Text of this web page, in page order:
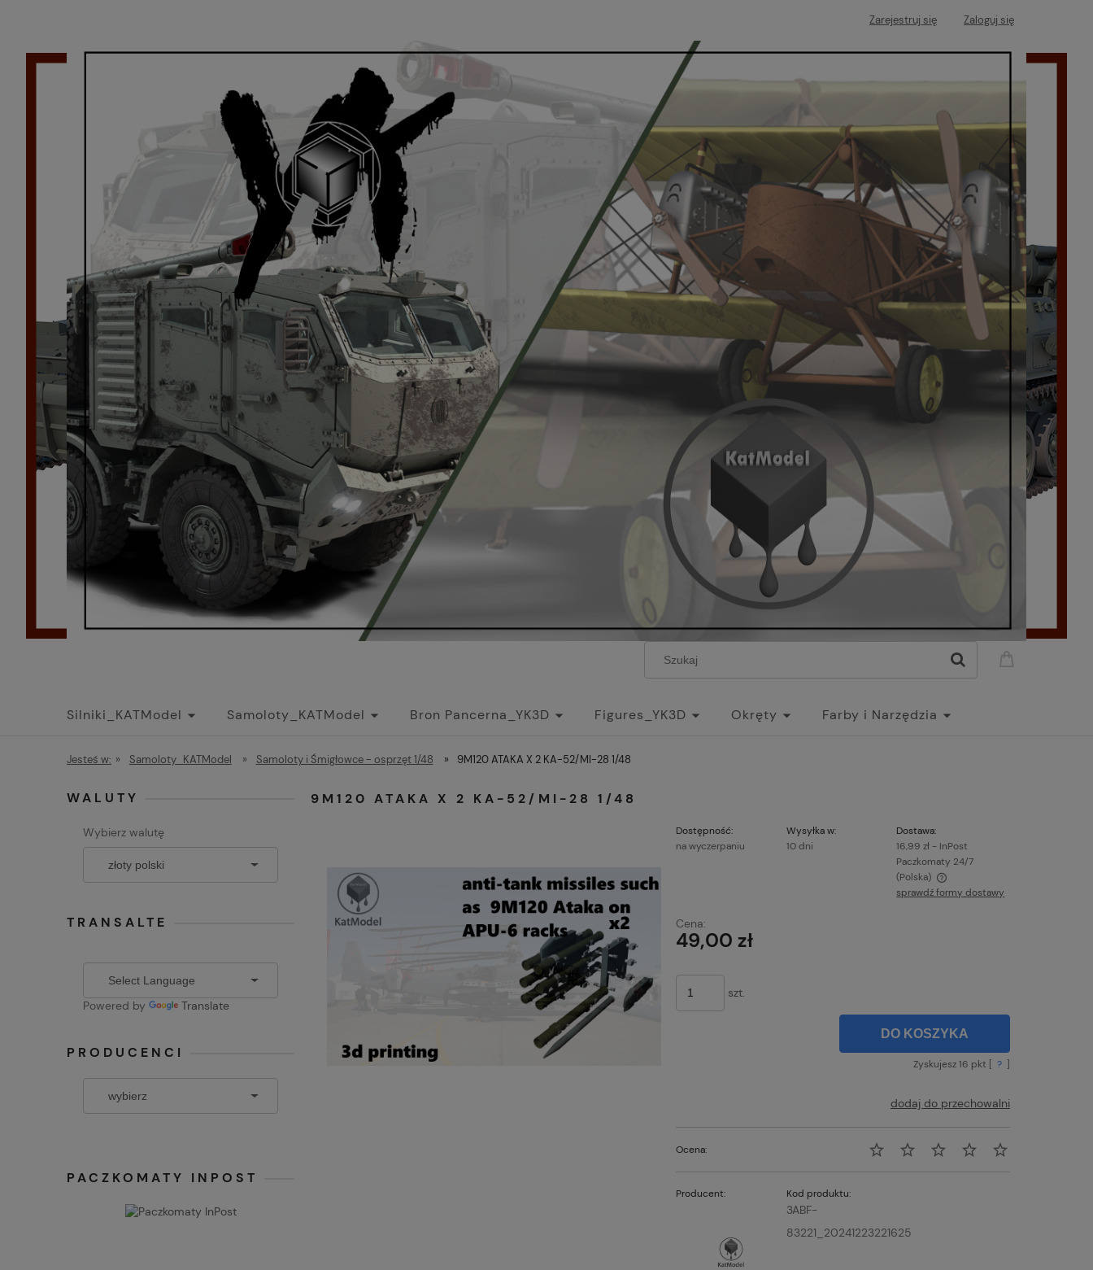
Zarejestruj się Zaloguj się
Silniki_KATModel Samoloty_KATModel Bron Pancerna_YK3D Figures_YK3D Okręty Farby i Narzędzia
Regulamin
Jesteś w: » Samoloty_KATModel » Samoloty i Śmigłowce - osprzęt 1/48 » 9M120 ATAKA X 2 KA-52/MI-28 1/48
WALUTY
Wybierz walutę
TRANSALTE
Powered by Translate
PRODUCENCI
PACZKOMATY INPOST
9M120 ATAKA X 2 KA-52/MI-28 1/48
Dostępność:
na wyczerpaniu
Wysyłka w:
10 dni
Dostawa:
16,99 zł - InPost
Paczkomaty 24/7
(Polska)
sprawdź formy dostawy
Cena:
49,00 zł
szt.
DO KOSZYKA
Zyskujesz 16 pkt [ ? ]
dodaj do przechowalni
Ocena:
Producent: Kod produktu:
3ABF-
83221_20241223221625